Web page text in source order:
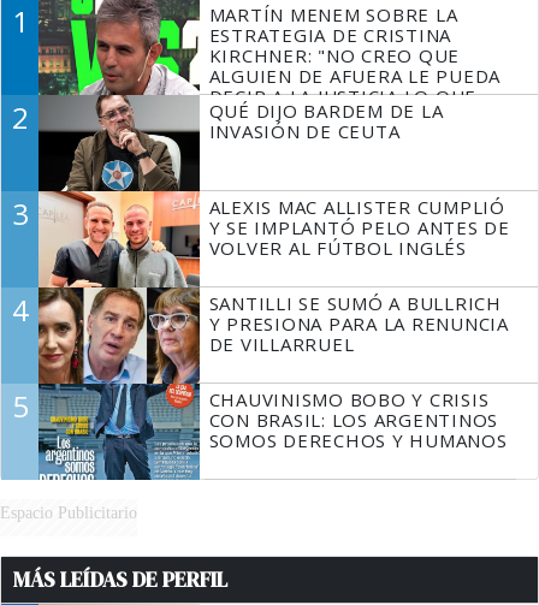
1
MARTÍN MENEM SOBRE LA
ESTRATEGIA DE CRISTINA
KIRCHNER: "NO CREO QUE
ALGUIEN DE AFUERA LE PUEDA
DECIR A LA JUSTICIA LO QUE
TIENE QUE HACER"
2
QUÉ DIJO BARDEM DE LA
INVASIÓN DE CEUTA
3
ALEXIS MAC ALLISTER CUMPLIÓ
Y SE IMPLANTÓ PELO ANTES DE
VOLVER AL FÚTBOL INGLÉS
4
SANTILLI SE SUMÓ A BULLRICH
Y PRESIONA PARA LA RENUNCIA
DE VILLARRUEL
5
CHAUVINISMO BOBO Y CRISIS
CON BRASIL: LOS ARGENTINOS
SOMOS DERECHOS Y HUMANOS
Espacio Publicitario
MÁS LEÍDAS DE PERFIL